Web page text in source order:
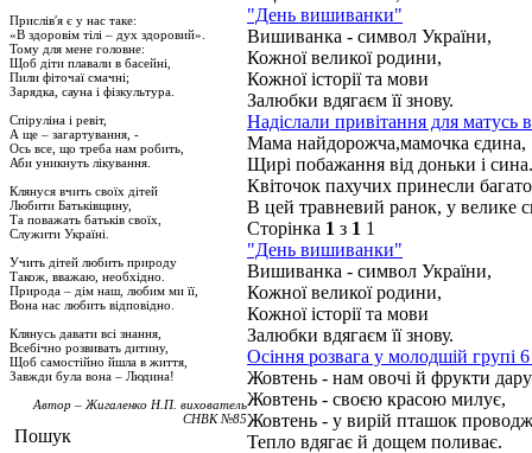
Прислів′я є у нас таке:
«В здоровім тілі – дух здоровий».
Тому для мене головне:
Щоб діти плавали в басейні,
Пили фіточаї смачні;
Зарядка, сауна і фізкультура.
Спіруліна і ревіт,
А ще – загартування, -
Ось все, що треба нам робить,
Аби уникнуть лікування.
Клянуся вчить своїх дітей
Любити Батьківщину,
Та поважать батьків своїх,
Служити Україні.
Учить дітей любить природу
Також, вважаю, необхідно.
Природа – дім наш, любим ми її,
Вона нас любить відповідно.
Клянусь давати всі знання,
Всебічно розвивать дитину,
Щоб самостійно йшла в життя,
Завжди була вона – Людина!
Автор – Жигаленко Н.П. вихователь
СНВК №85
Пошук
"День вишиванки"
Вишиванка - символ України,
Кожної великої родини,
Кожної історії та мови
Залюбки вдягаєм її знову.
Надіслали привітання для
Мама найдорожча,мамочка єдина,
Щирі побажання від доньки і сина.
Квіточок пахучих принесли
В цей травневий ранок, у велике
Сторінка 1 з 1 1
"День вишиванки"
Вишиванка - символ України,
Кожної великої родини,
Кожної історії та мови
Залюбки вдягаєм її знову.
Осіння розвага у молодшій групі
Жовтень - нам овочі й фрукти
Жовтень - своєю красою милує,
Жовтень - у вирій пташок
Тепло вдягає й дощем поливає.